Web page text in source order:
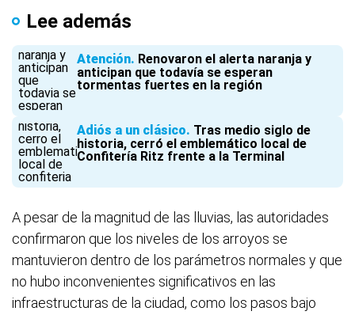
Lee además
Atención Renovaron el alerta naranja y
anticipan que todavía se esperan
tormentas fuertes en la región
Adiós a un clásico Tras medio siglo de
historia, cerró el emblemático local de
Confitería Ritz frente a la Terminal
A pesar de la magnitud de las lluvias, las autoridades
confirmaron que los niveles de los arroyos se
mantuvieron dentro de los parámetros normales y que
no hubo inconvenientes significativos en las
infraestructuras de la ciudad, como los pasos bajo